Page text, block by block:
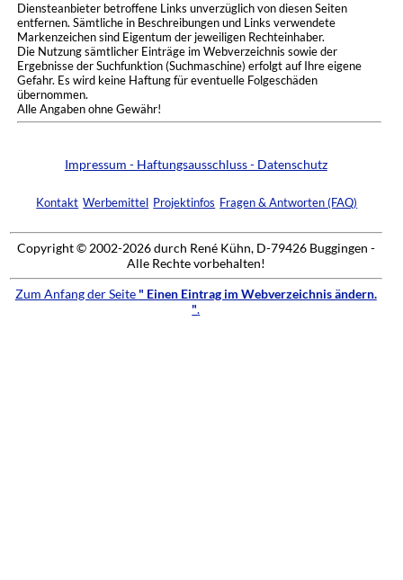
Diensteanbieter betroffene Links unverzüglich von diesen Seiten
entfernen. Sämtliche in Beschreibungen und Links verwendete
Markenzeichen sind Eigentum der jeweiligen Rechteinhaber.
Die Nutzung sämtlicher Einträge im Webverzeichnis sowie der
Ergebnisse der Suchfunktion (Suchmaschine) erfolgt auf Ihre eigene
Gefahr. Es wird keine Haftung für eventuelle Folgeschäden
übernommen.
Alle Angaben ohne Gewähr!
Impressum - Haftungsausschluss - Datenschutz
Kontakt Werbemittel Projektinfos Fragen & Antworten (FAQ)
Copyright © 2002-2026 durch René Kühn, D-79426 Buggingen -
Alle Rechte vorbehalten!
Zum Anfang der Seite " Einen Eintrag im Webverzeichnis ändern.
".